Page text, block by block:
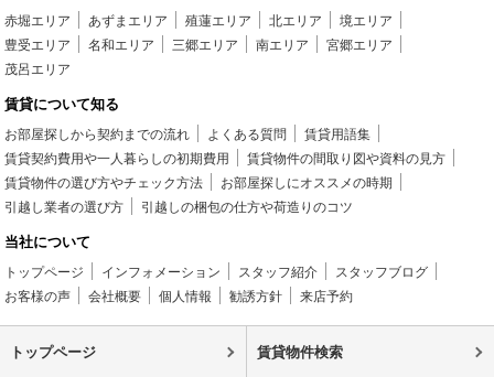
赤堀エリア あずまエリア 殖蓮エリア 北エリア
境エリア
豊受エリア
名和エリア 三郷エリア 南エリア
宮郷エリア
茂呂エリア
賃貸について知る
お部屋探しから契約までの流れ よくある質問
賃貸用語集
賃貸契約費用や一人暮らしの初期費用
賃貸物件の間取り図や資料の見方
賃貸物件の選び方やチェック方法
お部屋探しにオススメの時期
引越し業者の選び方
引越しの梱包の仕方や荷造りのコツ
当社について
トップページ インフォメーション スタッフ紹介
スタッフブログ
お客様の声
会社概要 個人情報 勧誘方針 来店予約
トップページ 賃貸物件検索